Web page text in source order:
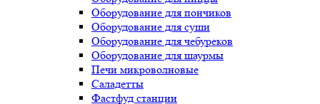
Оборудование для пончиков
Оборудование для суши
Оборудование для чебуреков
Оборудование для шаурмы
Печи микроволновые
Саладетты
Фастфуд станции